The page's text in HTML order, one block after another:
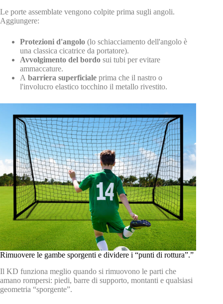
Le porte assemblate vengono colpite prima sugli angoli.
Aggiungere:
Protezioni d'angolo (lo schiacciamento dell'angolo è
una classica cicatrice da portatore).
Avvolgimento del bordo sui tubi per evitare
ammaccature.
A barriera superficiale prima che il nastro o
l'involucro elastico tocchino il metallo rivestito.
Rimuovere le gambe sporgenti e dividere i “punti di rottura”.”
Il KD funziona meglio quando si rimuovono le parti che
amano rompersi: piedi, barre di supporto, montanti e qualsiasi
geometria “sporgente”.